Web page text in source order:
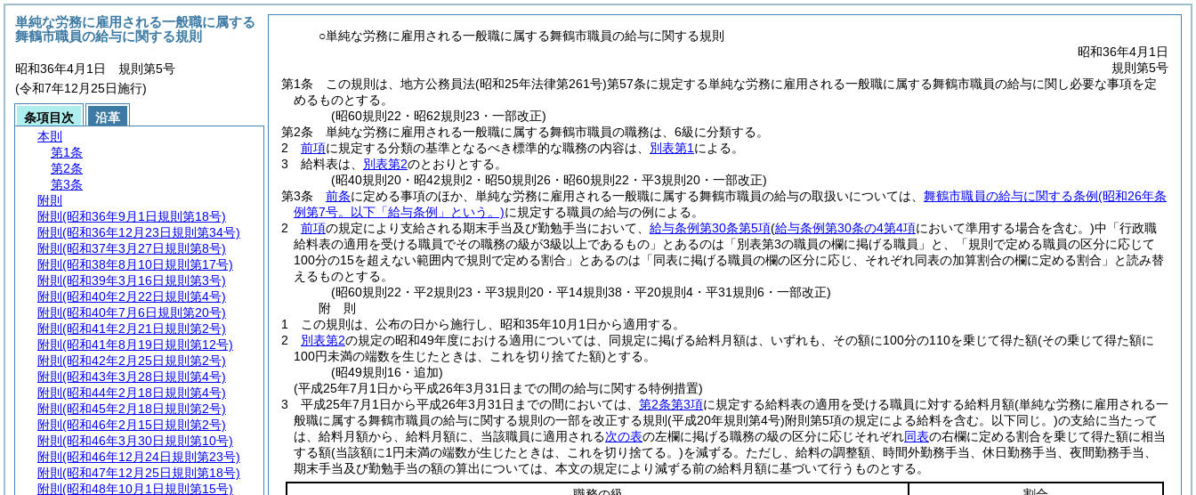
○単純な労務に雇用される一般職に属する舞鶴市職員の給与に関する規則
昭和36年4月1日
規則第5号
第1条
この規則は、地方公務員法(昭和25年法律第261号)第57条に規定する単純な労務に雇用される一般職に属する舞鶴市職員の給与に関し必要な事項を定
めるものとする。
(昭60規則22・昭62規則23・一部改正)
第2条
単純な労務に雇用される一般職に属する舞鶴市職員の職務は、6級に分類する。
2
前項に規定する分類の基準となるべき標準的な職務の内容は、 別表第1 による。
3
給料表は、 別表第2のとおりとする。
(昭40規則20・昭42規則2・昭50規則26・昭60規則22・平3規則20・一部改正)
第3条
前条に定める事項のほか、単純な労務に雇用される一般職に属する舞鶴市職員の給与の取扱いについては、 舞鶴市職員の給与に関する条例(昭和26年条
例第7号。以下「給与条例」という。)に規定する職員の給与の例による。
2
前項の規定により支給される期末手当及び勤勉手当において、 給与条例第30条第5項(給与条例第30条の4第4項において準用する場合を含む。)中「行政職
給料表の適用を受ける職員でその職務の級が3級以上であるもの」とあるのは「別表第3の職員の欄に掲げる職員」と、「規則で定める職員の区分に応じて
100分の15を超えない範囲内で規則で定める割合」とあるのは「同表に掲げる職員の欄の区分に応じ、それぞれ同表の加算割合の欄に定める割合」と読み替
えるものとする。
(昭60規則22・平2規則23・平3規則20・平14規則38・平20規則4・平31規則6・一部改正)
附 則
1
この規則は、公布の日から施行し、昭和35年10月1日から適用する。
2
別表第2の規定の昭和49年度における適用については、同規定に掲げる給料月額は、いずれも、その額に100分の110を乗じて得た額(その乗じて得た額に
100円未満の端数を生じたときは、これを切り捨てた額)とする。
(昭49規則16・追加)
(平成25年7月1日から平成26年3月31日までの間の給与に関する特例措置)
3
平成25年7月1日から平成26年3月31日までの間においては、 第2条第3項に規定する給料表の適用を受ける職員に対する給料月額(単純な労務に雇用される一
般職に属する舞鶴市職員の給与に関する規則の一部を改正する規則 (平成20年規則第4号)附則第5項の規定による給料を含む。以下同じ。)の支給に当たって
は、給料月額から、給料月額に、当該職員に適用される次の表の左欄に掲げる職務の級の区分に応じそれぞれ同表の右欄に定める割合を乗じて得た額に相当
する額(当該額に1円未満の端数が生じたときは、これを切り捨てる。)を減ずる。 ただし、給料の調整額、時間外勤務手当、休日勤務手当、夜間勤務手当、
期末手当及び勤勉手当の額の算出については、本文の規定により減ずる前の給料月額に基づいて行うものとする。
単純な労務に雇用される一般職に属する
舞鶴市職員の給与に関する規則
昭和36年4月1日 規則第5号
(令和7年12月25日施行)
条項目次
沿革
本則
第1条
第2条
第3条
附則
附則 (昭和36年9月1日規則第18号)
附則 (昭和36年12月23日規則第34号)
附則 (昭和37年3月27日規則第8号)
附則 (昭和38年8月10日規則第17号)
附則 (昭和39年3月16日規則第3号)
附則 (昭和40年2月22日規則第4号)
附則 (昭和40年7月6日規則第20号)
附則 (昭和41年2月21日規則第2号)
附則 (昭和41年8月19日規則第12号)
附則 (昭和42年2月25日規則第2号)
附則 (昭和43年3月28日規則第4号)
附則 (昭和44年2月18日規則第4号)
附則 (昭和45年2月18日規則第2号)
附則 (昭和46年2月15日規則第2号)
附則 (昭和46年3月30日規則第10号)
附則 (昭和46年12月24日規則第23号)
附則 (昭和47年12月25日規則第18号)
附則 (昭和48年10月1日規則第15号)